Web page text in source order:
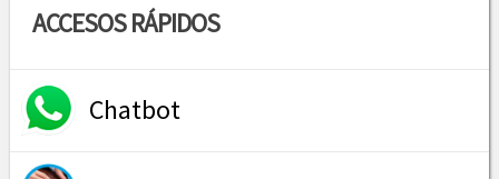
ACCESOS RÁPIDOS
Chatbot